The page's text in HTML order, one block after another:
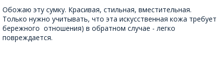
Обожаю эту сумку. Красивая, стильная, вместительная.
Только нужно учитывать, что эта искусственная кожа требует
бережного отношения) в обратном случае - легко
повреждается.